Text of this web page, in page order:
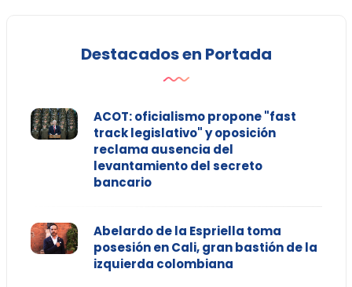
Destacados en Portada
ACOT: oficialismo propone "fast
track legislativo" y oposición
reclama ausencia del
levantamiento del secreto
bancario
Abelardo de la Espriella toma
posesión en Cali, gran bastión de la
izquierda colombiana